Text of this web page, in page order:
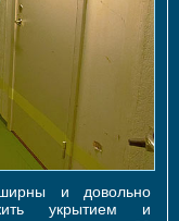
и довольно
укрытием и